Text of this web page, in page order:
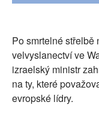
Po smrtelné
velvyslanectví ve
izraelský ministr
na ty, které
evropské lídry.